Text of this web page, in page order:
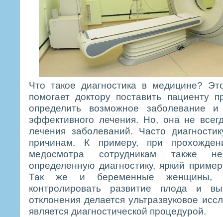
Что такое диагностика в медицине?
помогает доктору поставить пациенту
определить возможное заболевание
эффективного лечения. Но, она не
лечения заболеваний. Часто
причинам. К примеру, при
медосмотра сотрудникам также
определенную диагностику, яркий
Так же и беременные женщины,
контролировать развитие плода и
отклонения делается ультразвуковое
является диагностической процедурой.